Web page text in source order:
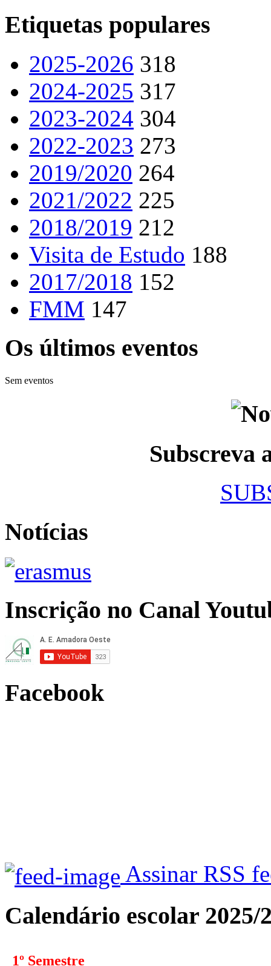
Etiquetas populares
2025-2026 318
2024-2025 317
2023-2024 304
2022-2023 273
2019/2020 264
2021/2022 225
2018/2019 212
Visita de Estudo 188
2017/2018 152
FMM 147
Os últimos eventos
Sem eventos
Subscreva
Notícias
Inscrição no Canal
Facebook
Assinar RSS
Calendário escolar 2025/
1º Semestre